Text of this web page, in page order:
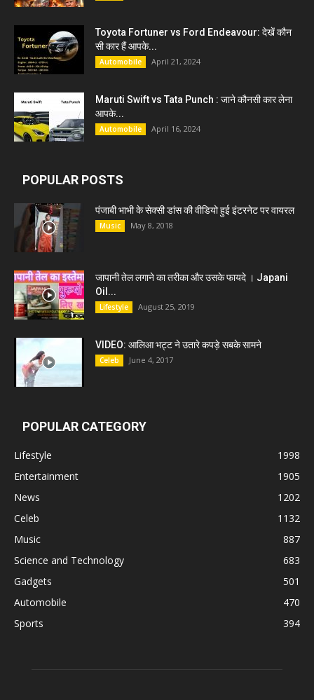
Toyota Fortuner vs Ford Endeavour: देखें कौन
सी कार हैं आपके...
Automobile April 21, 2024
Maruti Swift vs Tata Punch : जाने कौनसी कार लेना
आपके...
Automobile April 16, 2024
POPULAR POSTS
पंजाबी भाभी के सेक्सी डांस की वीडियो हुई इंटरनेट पर वायरल
Music May 8, 2018
जापानी तेल लगाने का तरीका और उसके फायदे । Japani
Oil...
Lifestyle August 25, 2019
VIDEO: आलिआ भट्ट ने उतारे कपड़े सबके सामने
Celeb June 4, 2017
POPULAR CATEGORY
Lifestyle
1998
Entertainment
1905
News
1202
Celeb
1132
Music
887
Science and Technology
683
Gadgets
501
Automobile
470
Sports
394